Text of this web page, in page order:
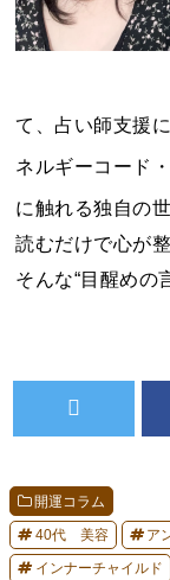
て、占い師支援
ネルギーコード
に触れる独自の
読むだけで心が
そんな“目醒めの
開運コラム
40代 美容 ア
インナーチャイルド